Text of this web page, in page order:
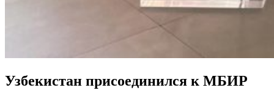
Узбекистан присоединился к МБИР